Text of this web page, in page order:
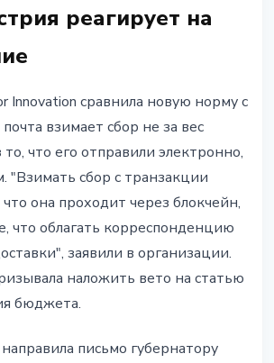
реагирует на
Innovation сравнила новую норму с
взимает сбор не за вес
то, что его отправили электронно,
"Взимать сбор с транзакции
она проходит через блокчейн,
что облагать корреспонденцию
заявили в организации.
наложить вето на статью
бюджета.
письмо губернатору